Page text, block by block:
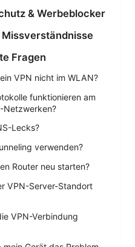
& Werbeblocker
Fragen
VPN nicht im WLAN?
funktionieren am
Netzwerken?
Lecks?
verwenden?
Router neu starten?
VPN-Server-Standort
VPN-Verbindung